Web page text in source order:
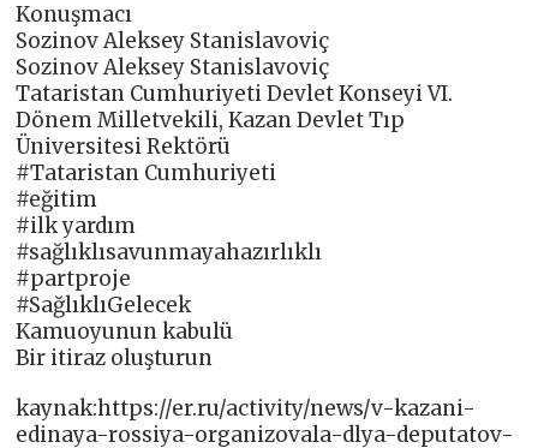
Konuşmacı
Sozinov Aleksey Stanislavoviç
Sozinov Aleksey Stanislavoviç
Tataristan Cumhuriyeti Devlet Konseyi VI.
Dönem Milletvekili, Kazan Devlet Tıp
Üniversitesi Rektörü
#Tataristan Cumhuriyeti
#eğitim
#ilk yardım
#sağlıklısavunmayahazırlıklı
#partproje
#SağlıklıGelecek
Kamuoyunun kabulü
Bir itiraz oluşturun
kaynak:https://er.ru/activity/news/v-kazani-
edinaya-rossiya-organizovala-dlya-deputatov-